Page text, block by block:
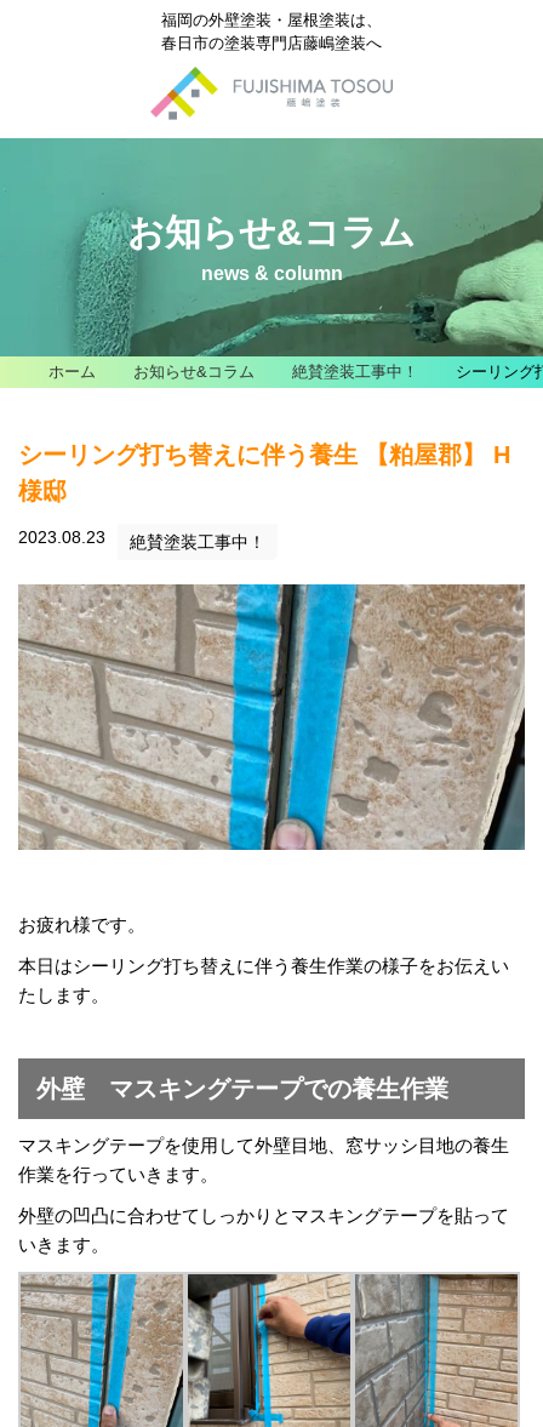
福岡の外壁塗装・屋根塗装は、
春日市の塗装専門店藤嶋塗装へ
お知らせ&コラム
news & column
ホーム お知らせ&コラム 絶賛塗装工事中！ シーリング
シーリング打ち替えに伴う養生 【粕屋郡】 H
様邸
2023.08.23 絶賛塗装工事中！
お疲れ様です。
本日はシーリング打ち替えに伴う養生作業の様子をお伝えい
たします。
外壁 マスキングテープでの養生作業
マスキングテープを使用して外壁目地、窓サッシ目地の養生
作業を行っていきます。
外壁の凹凸に合わせてしっかりとマスキングテープを貼って
いきます。